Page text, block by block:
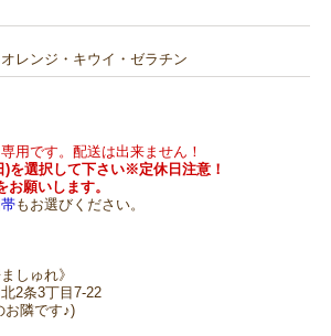
レンジ・キウイ・ゼラチン
用です。配送は出来ません！
)を選択して下さい※定休日注意！
願いします。
もお選びください。
しゅれ》
2条3丁目7-22
お隣です♪)